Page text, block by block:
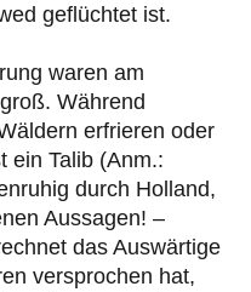
geflüchtet ist.
waren am
Während
erfrieren oder
ein Talib (Anm.:
durch Holland,
Aussagen! –
das Auswärtige
versprochen hat,